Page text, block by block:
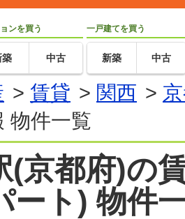
ンを買う
築 中古
一戸建てを買う
新築 中古
> 賃貸 > 関西 >
物件一覧
(京都府)の
ート) 物件